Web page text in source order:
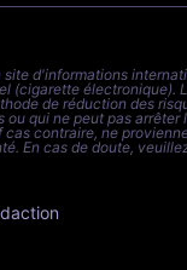
site d'informations
(cigarette électronique).
de réduction des
ou qui ne peut pas arrêter
cas contraire, ne
En cas de doute,